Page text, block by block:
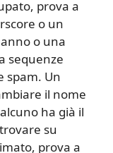
prova a
o un
o una
sequenze
spam. Un
il nome
ha già il
su
prova a